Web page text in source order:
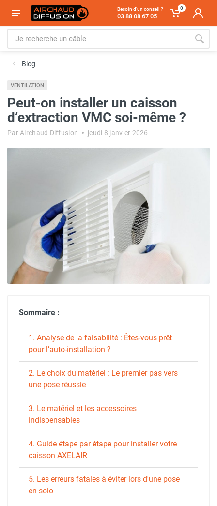
Besoin d'un conseil ?
03 88 08 67 05
0
Blog
VENTILATION
Peut-on installer un caisson
d’extraction VMC soi-même ?
Par Airchaud Diffusion jeudi 8 janvier 2026
Sommaire :
1. Analyse de la faisabilité : Êtes-vous prêt
pour l’auto-installation ?
2. Le choix du matériel : Le premier pas vers
une pose réussie
3. Le matériel et les accessoires
indispensables
4. Guide étape par étape pour installer votre
caisson AXELAIR
5. Les erreurs fatales à éviter lors d'une pose
en solo